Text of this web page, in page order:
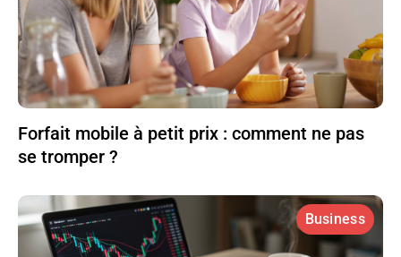
Forfait mobile à petit prix : comment ne pas
se tromper ?
Business